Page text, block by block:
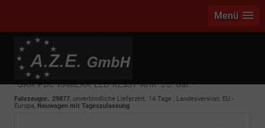
Menü
Seat Leon Sportstourer
*GRA*PDC*KAMERA*LED*KESSY*AHK*5 J. Gar.*
Fahrzeugnr.: 29877, unverbindliche Lieferzeit: 14 Tage , Landesversion: EU -
Europa, Neuwagen mit Tageszulassung